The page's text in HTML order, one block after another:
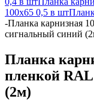
100х65 0,5 в шт
-Планка карнизная
сигнальный синий
Планка
пленкой
(2м)